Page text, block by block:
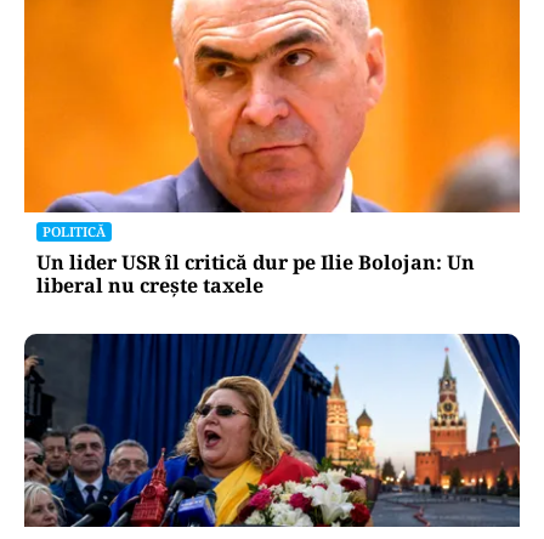
POLITICĂ
Un lider USR îl critică dur pe Ilie Bolojan: Un
liberal nu crește taxele